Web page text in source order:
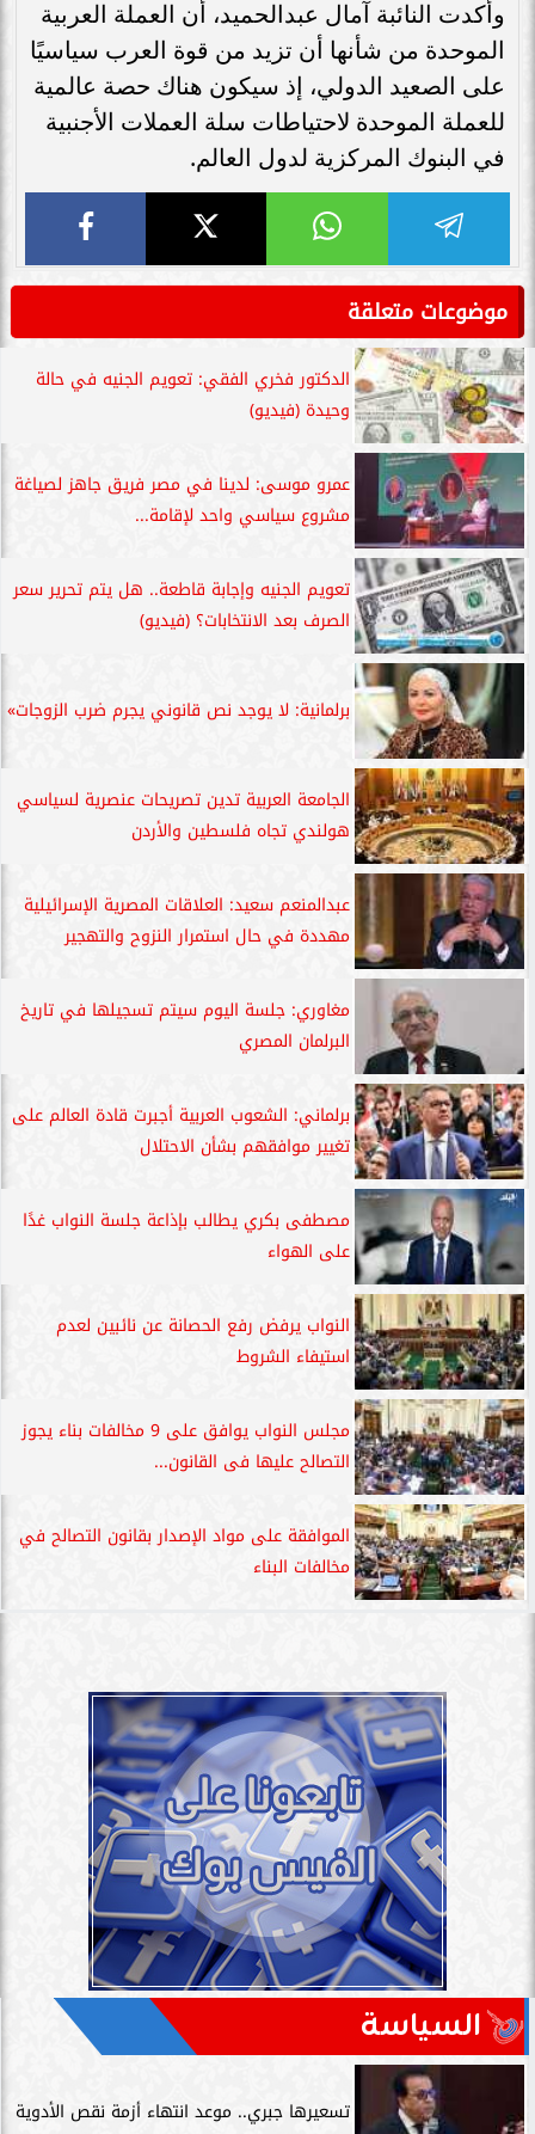
وأكدت النائبة آمال عبدالحميد، أن العملة العربية
الموحدة من شأنها أن تزيد من قوة العرب سياسيًا
على الصعيد الدولي، إذ سيكون هناك حصة عالمية
للعملة الموحدة لاحتياطات سلة العملات الأجنبية
في البنوك المركزية لدول العالم.
موضوعات متعلقة
الدكتور فخري الفقي: تعويم الجنيه في حالة
وحيدة (فيديو)
عمرو موسى: لدينا في مصر فريق جاهز لصياغة
مشروع سياسي واحد لإقامة...
تعويم الجنيه وإجابة قاطعة.. هل يتم تحرير سعر
الصرف بعد الانتخابات؟ (فيديو)
برلمانية: لا يوجد نص قانوني يجرم ضرب الزوجات»
الجامعة العربية تدين تصريحات عنصرية لسياسي
هولندي تجاه فلسطين والأردن
عبدالمنعم سعيد: العلاقات المصرية الإسرائيلية
مهددة في حال استمرار النزوح والتهجير
مغاوري: جلسة اليوم سيتم تسجيلها في تاريخ
البرلمان المصري
برلماني: الشعوب العربية أجبرت قادة العالم على
تغيير موافقهم بشأن الاحتلال
مصطفى بكري يطالب بإذاعة جلسة النواب غدًا
على الهواء
النواب يرفض رفع الحصانة عن نائبين لعدم
استيفاء الشروط
مجلس النواب يوافق على 9 مخالفات بناء يجوز
التصالح عليها فى القانون...
الموافقة على مواد الإصدار بقانون التصالح في
مخالفات البناء
السياسة
تسعيرها جبري.. موعد انتهاء أزمة نقص الأدوية